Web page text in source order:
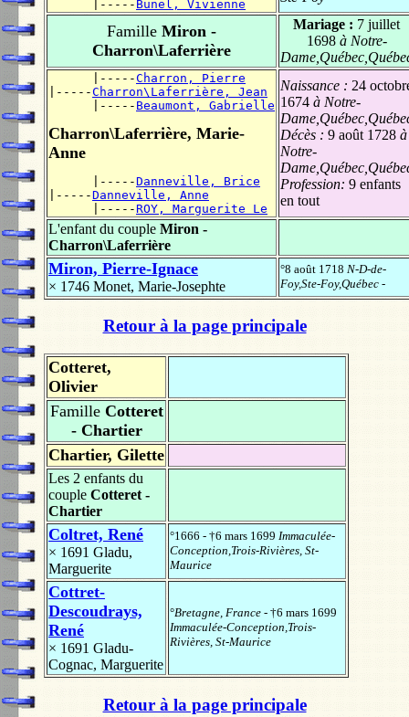
      |-----
Bunel, Vivienne
Famille Miron -
Charron\Laferrière
Mariage : 7 juillet
1698à Notre-
      |-----
Charron, Pierre
|-----Charron\Laferrière, Jean
      |-----
Beaumont, Gabrielle
Charron\Laferrière, Marie-
Anne
      |-----
Danneville, Brice
|-----Danneville, Anne
      |-----
ROY, Marguerite Le
Naissance : 24
1674 à Notre-
Décès : 9 août 1728 à
Notre-
Profession: 9 enfants
en tout
L'enfant du couple Miron -
Charron\Laferrière
Miron, Pierre-Ignace
× 1746 Monet, Marie-Josephte
°8 août 1718 N-D-de-
Foy,Ste-Foy,Québec -
Retour à la page principale
Cotteret,
Olivier
FamilleCotteret
- Chartier
Chartier, Gilette
Les 2 enfants du
couple Cotteret -
Chartier
Coltret, René
× 1691 Gladu,
Marguerite
°1666 - †6 mars 1699 Immaculée-
Conception,Trois-Rivières, St-
Maurice
Cottret-
Descoudrays,
René
× 1691 Gladu-
Cognac, Marguerite
°Bretagne, France - †6 mars 1699
Immaculée-Conception,Trois-
Rivières, St-Maurice
Retour à la page principale